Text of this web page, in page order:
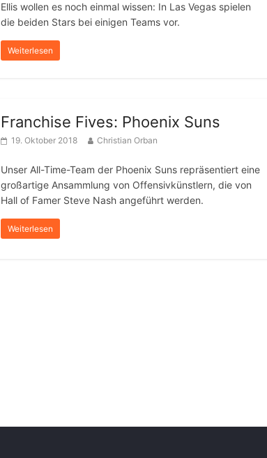
Ellis wollen es noch einmal wissen: In Las Vegas spielen
die beiden Stars bei einigen Teams vor.
Weiterlesen
Franchise Fives: Phoenix Suns
19. Oktober 2018 Christian Orban
Unser All-Time-Team der Phoenix Suns repräsentiert eine
großartige Ansammlung von Offensivkünstlern, die von
Hall of Famer Steve Nash angeführt werden.
Weiterlesen